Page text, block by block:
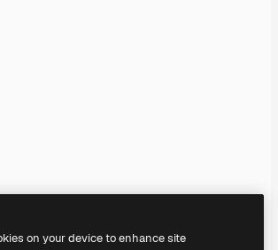
Premium
Premium
on your device to enhance site